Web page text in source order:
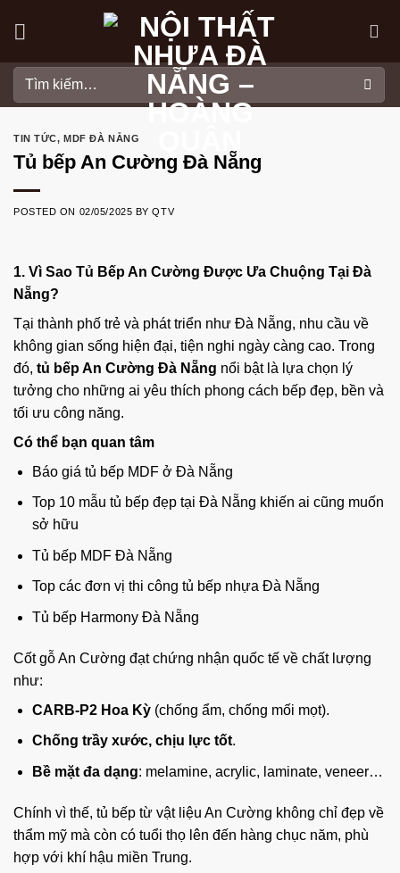
kiếm:
TIN TỨC,MDF ĐÀ NẴNG
Tủ bếp An Cường Đà Nẵng
POSTED ON 02/05/2025 BYQTV
1. Vì Sao Tủ Bếp An Cường Được Ưa Chuộng Tại Đà
Nẵng?
Tại thành phố trẻ và phát triển như Đà Nẵng, nhu cầu về
không gian sống hiện đại, tiện nghi ngày càng cao. Trong
đó, tủ bếp An Cường Đà Nẵng nổi bật là lựa chọn lý
tưởng cho những ai yêu thích phong cách bếp đẹp, bền và
tối ưu công năng.
Có thể bạn quan tâm
Báo giá tủ bếp MDF ở Đà Nẵng
Top 10 mẫu tủ bếp đẹp tại Đà Nẵng khiến ai cũng muốn
sở hữu
Tủ bếp MDF Đà Nẵng
Top các đơn vị thi công tủ bếp nhựa Đà Nẵng
Tủ bếp Harmony Đà Nẵng
Cốt gỗ An Cường đạt chứng nhận quốc tế về chất lượng
như:
CARB-P2 Hoa Kỳ(chống ẩm, chống mối mọt).
Chống trầy xước, chịu lực tốt.
Bề mặt đa dạng: melamine, acrylic, laminate, veneer…
Chính vì thế, tủ bếp từ vật liệu An Cường không chỉ đẹp về
thẩm mỹ mà còn có tuổi thọ lên đến hàng chục năm, phù
hợp với khí hậu miền Trung.